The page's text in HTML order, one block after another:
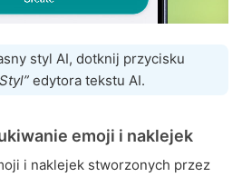
styl AI, dotknij przycisku
edytora tekstu AI.
emoji i naklejek
i naklejek stworzonych przez